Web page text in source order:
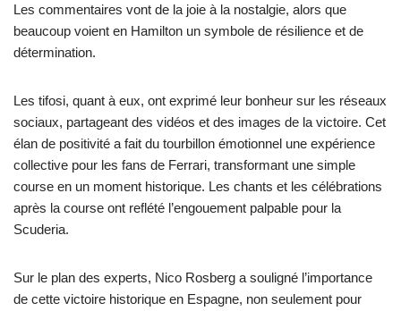
Les commentaires vont de la joie à la nostalgie, alors que
beaucoup voient en Hamilton un symbole de résilience et de
détermination.
Les tifosi, quant à eux, ont exprimé leur bonheur sur les réseaux
sociaux, partageant des vidéos et des images de la victoire. Cet
élan de positivité a fait du tourbillon émotionnel une expérience
collective pour les fans de Ferrari, transformant une simple
course en un moment historique. Les chants et les célébrations
après la course ont reflété l’engouement palpable pour la
Scuderia.
Sur le plan des experts, Nico Rosberg a souligné l’importance
de cette victoire historique en Espagne, non seulement pour